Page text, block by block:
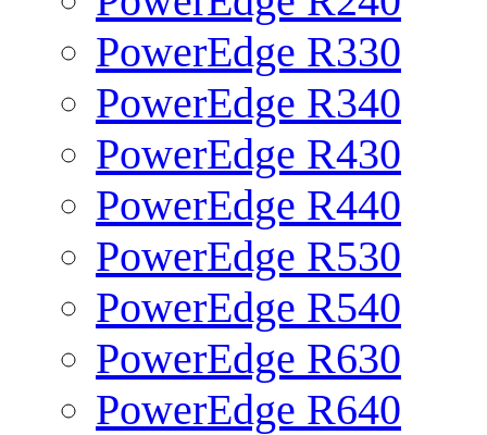
PowerEdge R330
PowerEdge R340
PowerEdge R430
PowerEdge R440
PowerEdge R530
PowerEdge R540
PowerEdge R630
PowerEdge R640